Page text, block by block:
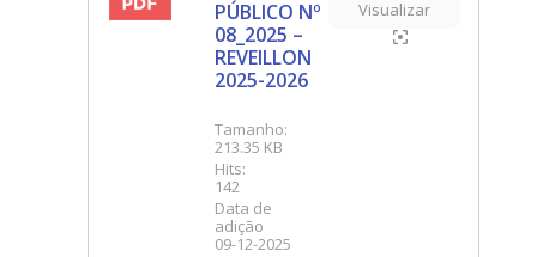
PÚBLICO Nº
08_2025 –
REVEILLON
2025-2026
Tamanho:
213.35 KB
Hits:
142
Data de
adição
09-12-2025
Visualizar